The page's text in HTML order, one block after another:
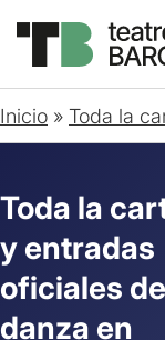
Inicio » Toda la
Toda la
y entradas
oficiales de
danza en